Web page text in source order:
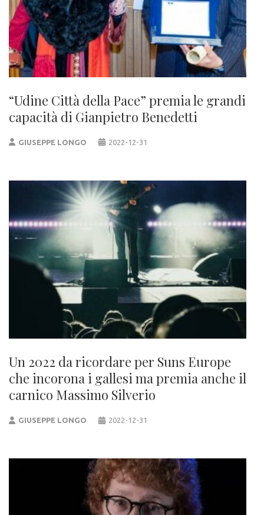
“Udine Città della Pace” premia le grandi
capacità di Gianpietro Benedetti
GIUSEPPE LONGO 2022-12-31
Un 2022 da ricordare per Suns Europe
che incorona i gallesi ma premia anche il
carnico Massimo Silverio
GIUSEPPE LONGO 2022-12-31